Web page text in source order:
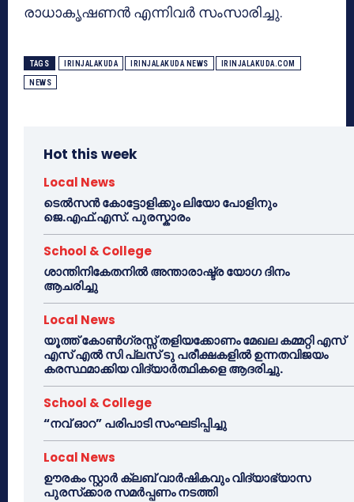
രാധാകൃഷണൻ എന്നിവർ സംസാരിച്ചു.
TAGS IRINJALAKUDA IRINJALAKUDA NEWS IRINJALAKUDA.COM
NEWS
Hot this week
Local News
ടെൽസൻ കോട്ടോളിക്കും ലിയോ പോളിനും
ജെ.എഫ്.എസ്. പുരസ്കാരം
School & College
ശാന്തിനികേതനിൽ അന്താരാഷ്ട്ര യോഗ ദിനം
ആചരിച്ചു
Local News
യൂത്ത് കോൺഗ്രസ്സ് തളിയക്കോണം മേഖല കമ്മറ്റി എസ്
എസ് എൽ സി പ്ലസ് ടു പരീക്ഷകളിൽ ഉന്നതവിജയം
കരസ്ഥമാക്കിയ വിദ്യാർത്ഥികളെ ആദരിച്ചു.
School & College
“നവ് ഓറ” പരിപാടി സംഘടിപ്പിച്ചു
Local News
ഊരകം സ്റ്റാർ ക്ലബ് വാർഷികവും വിദ്യാഭ്യാസ
പുരസ്‌ക്കാര സമർപ്പണം നടത്തി